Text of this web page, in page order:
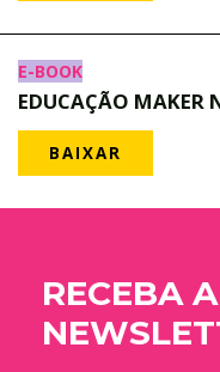
E-BOOK
EDUCAÇÃO MAKER
BAIXAR
RECEBA